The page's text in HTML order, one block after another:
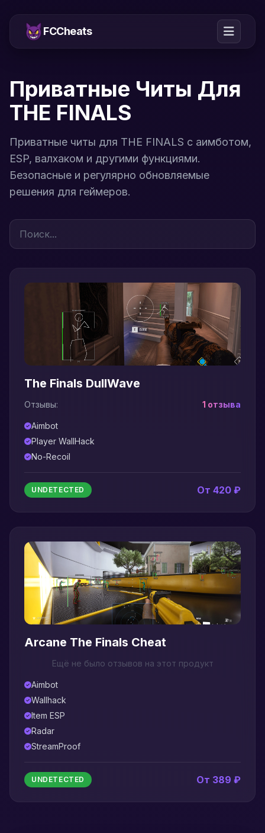
FCCheats
Приватные Читы Для
THE FINALS
Приватные читы для THE FINALS с аимботом,
ESP, валхаком и другими функциями.
Безопасные и регулярно обновляемые
решения для геймеров.
The Finals DullWave
Отзывы: 1 отзыва
Aimbot
Player WallHack
No-Recoil
UNDETECTED От 420 ₽
Arcane The Finals Cheat
Ещё не было отзывов на этот продукт
Aimbot
Wallhack
Item ESP
Radar
StreamProof
UNDETECTED От 389 ₽